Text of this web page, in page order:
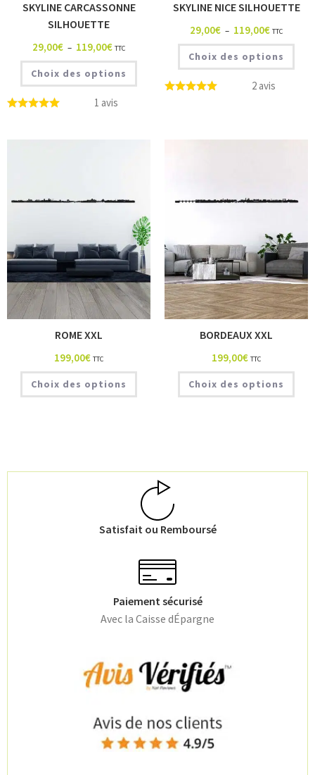
1 avis
SKYLINE CARCASSONNE
SILHOUETTE
29,00€ – 119,00€ TTC
Choix des options
2 avis
SKYLINE NICE SILHOUETTE
29,00€ – 119,00€ TTC
Choix des options
ROME XXL
199,00€ TTC
Choix des options
BORDEAUX XXL
199,00€ TTC
Choix des options
Satisfait ou Remboursé
Paiement sécurisé
Avec la Caisse dÉpargne